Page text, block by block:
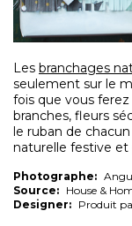
Les branchages
seulement sur le
fois que vous
branches, fleurs
le ruban de
naturelle festive et
Photographe:
Source: House &
Designer: Produit